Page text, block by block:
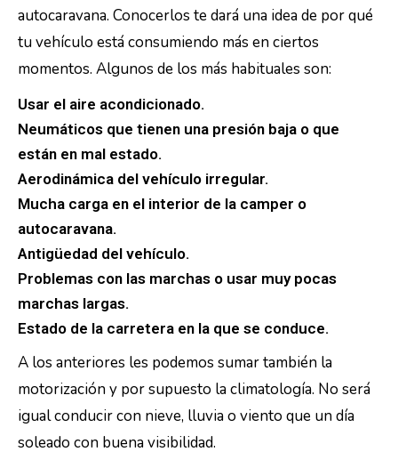
autocaravana. Conocerlos te dará una idea de por qué
tu vehículo está consumiendo más en ciertos
momentos. Algunos de los más habituales son:
Usar el aire acondicionado.
Neumáticos que tienen una presión baja o que
están en mal estado.
Aerodinámica del vehículo irregular.
Mucha carga en el interior de la camper o
autocaravana.
Antigüedad del vehículo.
Problemas con las marchas o usar muy pocas
marchas largas.
Estado de la carretera en la que se conduce.
A los anteriores les podemos sumar también la
motorización y por supuesto la climatología. No será
igual conducir con nieve, lluvia o viento que un día
soleado con buena visibilidad.